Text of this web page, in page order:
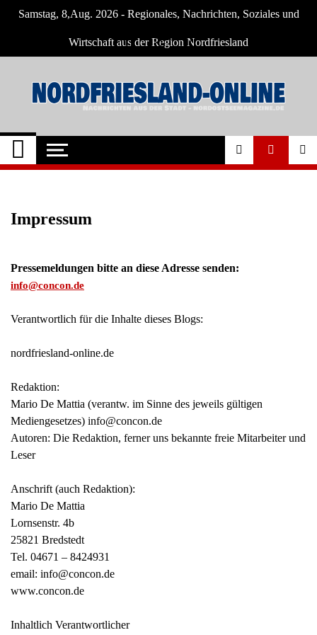
Samstag, 8,Aug. 2026 - Regionales, Nachrichten, Soziales und
Wirtschaft aus der Region Nordfriesland
Nordfriesland O.
Nachrichten
Nachrichten für Nordfriesland und Husum
Impressum
Pressemeldungen bitte an diese Adresse senden:
info@concon.de
Verantwortlich für die Inhalte dieses Blogs:
nordfriesland-online.de
Redaktion:
Mario De Mattia (verantw. im Sinne des jeweils gültigen
Mediengesetzes) info@concon.de
Autoren: Die Redaktion, ferner uns bekannte freie Mitarbeiter und
Leser
Anschrift (auch Redaktion):
Mario De Mattia
Lornsenstr. 4b
25821 Bredstedt
Tel. 04671 – 8424931
email: info@concon.de
www.concon.de
Inhaltlich Verantwortlicher